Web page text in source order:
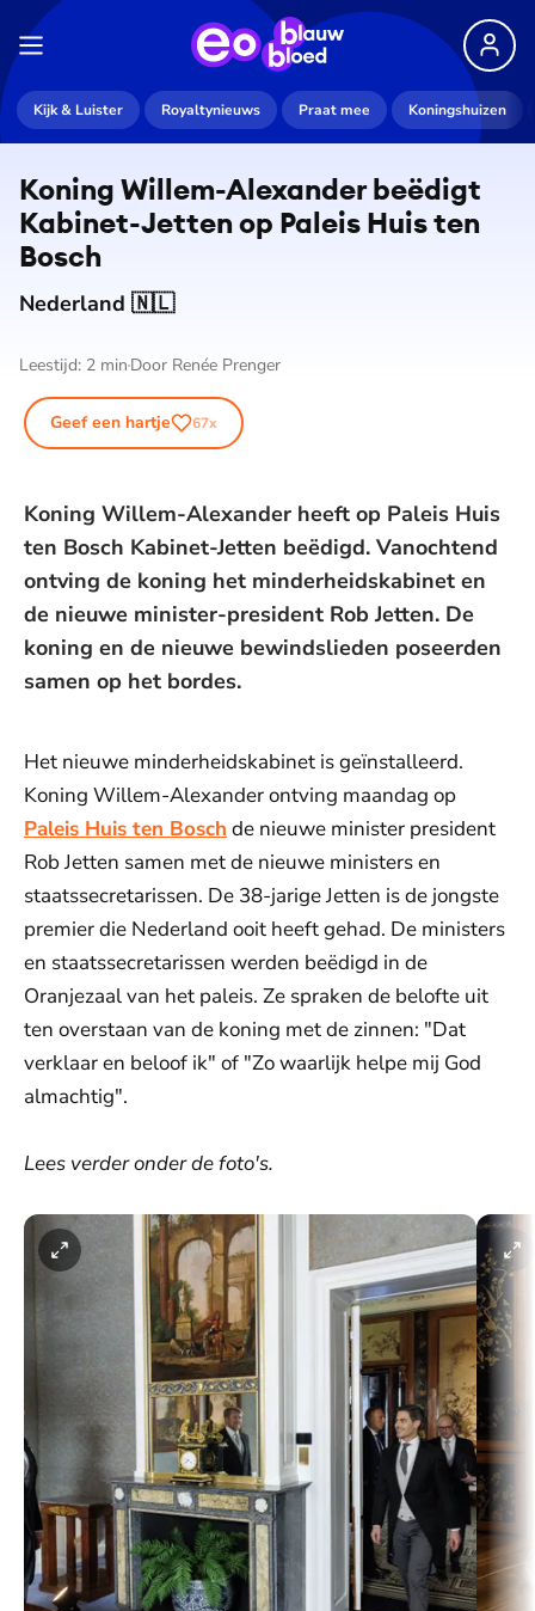
Kijk & Luister Royaltynieuws Praat mee Koningshuizen
Koning Willem-Alexander beëdigt
Kabinet-Jetten op Paleis Huis ten
Bosch
Nederland 🇳🇱
Leestijd: 2 min Door Renée Prenger
Geef een hartje 67x
Koning Willem-Alexander heeft op Paleis Huis
ten Bosch Kabinet-Jetten beëdigd. Vanochtend
ontving de koning het minderheidskabinet en
de nieuwe minister-president Rob Jetten. De
koning en de nieuwe bewindslieden poseerden
samen op het bordes.
Het nieuwe minderheidskabinet is geïnstalleerd.
Koning Willem-Alexander ontving maandag op
Paleis Huis ten Bosch de nieuwe minister president
Rob Jetten samen met de nieuwe ministers en
staatssecretarissen. De 38-jarige Jetten is de jongste
premier die Nederland ooit heeft gehad. De ministers
en staatssecretarissen werden beëdigd in de
Oranjezaal van het paleis. Ze spraken de belofte uit
ten overstaan van de koning met de zinnen: "Dat
verklaar en beloof ik" of "Zo waarlijk helpe mij God
almachtig".
Lees verder onder de foto's.